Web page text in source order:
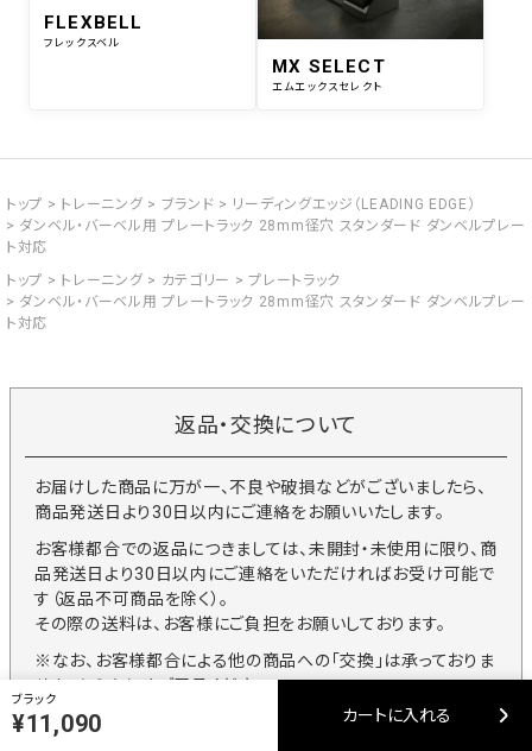
ブラック
¥11,090 カートに入れる
FLEXBELL
フレックスベル
MX SELECT
エムエックスセレクト
トップ トレーニング ブランド
リーディングエッジ（LEADING EDGE）
ダンベル・バーベル用 プレートラック 28mm径穴 スタンダード ダンベルプレー
ト対応
トップ
トレーニング カテゴリー
プレートラック
ダンベル・バーベル用 プレートラック 28mm径穴 スタンダード ダンベルプレー
ト対応
返品・交換について
お届けした商品に万が一、不良や破損などがございましたら、
商品発送日より30日以内にご連絡をお願いいたします。
お客様都合での返品につきましては、未開封・未使用に限り、商
品発送日より30日以内にご連絡をいただければお受け可能で
す（返品不可商品を除く）。
その際の送料は、お客様にご負担をお願いしております。
※なお、お客様都合による他の商品への「交換」は承っておりま
せん。あらかじめご了承ください。